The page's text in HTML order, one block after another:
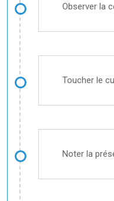
Observer la
Toucher le
Noter la